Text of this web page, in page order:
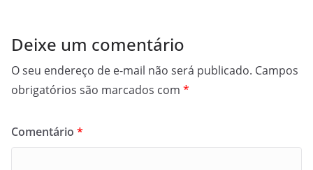
k
Deixe um comentário
O seu endereço de e-mail não será publicado. Campos
obrigatórios são marcados com *
Comentário *